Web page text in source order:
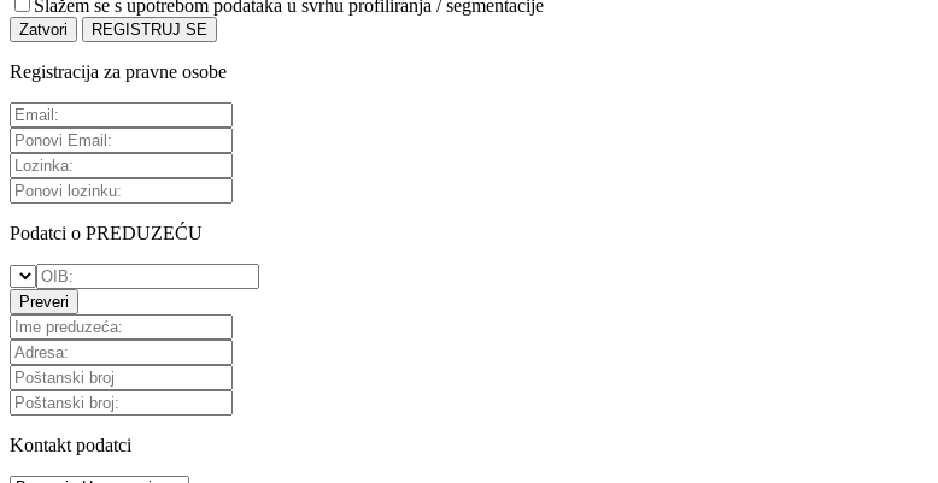
Slažem se s upotrebom podataka u svrhu profiliranja / segmentacije
Zatvori REGISTRUJ SE
Registracija za pravne osobe
Podatci o PREDUZEĆU
Preveri
Kontakt podatci